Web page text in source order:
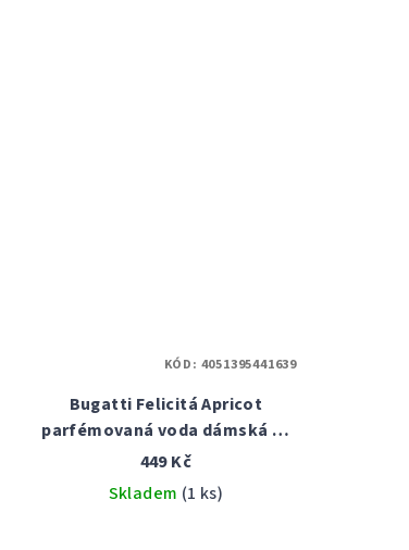
Bugatti Felicitá Apricot
parfémovaná voda dámská 60
ml tester
449 Kč
Skladem (1 ks)
KÓD: 4051395441639